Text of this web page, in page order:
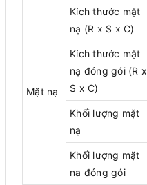
Mặt nạ
Kích thước mặt
nạ (R x S x C)
Kích thước mặt
nạ đóng gói (R x
S x C)
Khối lượng mặt
nạ
Khối lượng mặt
na đóng gói